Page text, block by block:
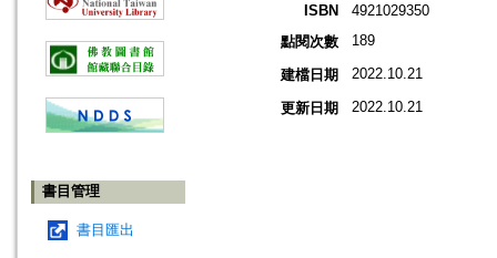
書目管理
書目匯出
ISBN
4921029350
點閱次數
189
建檔日期 2022.10.21
更新日期 2022.10.21